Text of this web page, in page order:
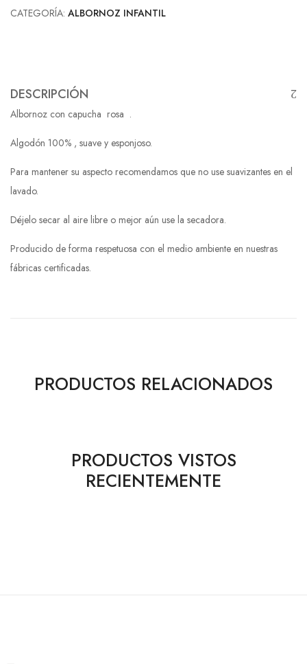
CATEGORÍA: ALBORNOZ INFANTIL
DESCRIPCIÓN
Albornoz con capucha rosa .
Algodón 100% , suave y esponjoso.
Para mantener su aspecto recomendamos que no use suavizantes en el
lavado.
Déjelo secar al aire libre o mejor aún use la secadora.
Producido de forma respetuosa con el medio ambiente en nuestras
fábricas certificadas.
PRODUCTOS RELACIONADOS
PRODUCTOS VISTOS
RECIENTEMENTE